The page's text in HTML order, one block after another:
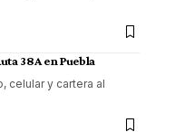
38A en Puebla
celular y cartera al